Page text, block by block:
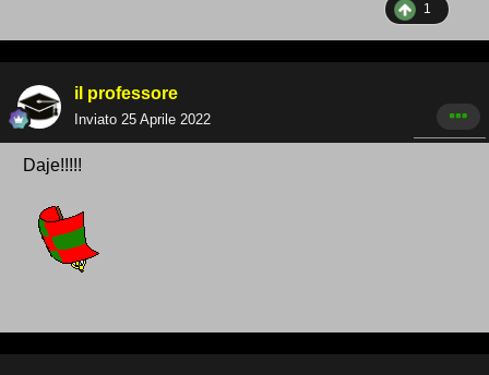
1
il professore
Inviato 25 Aprile 2022
Daje!!!!!